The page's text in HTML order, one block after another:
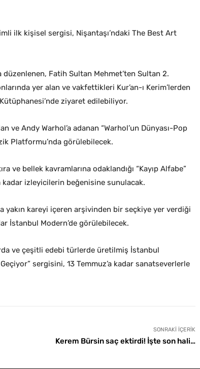
ilk kişisel sergisi, Nişantaşı’ndaki The Best Art
düzenlenen, Fatih Sultan Mehmet’ten Sultan 2.
yer alan ve vakfettikleri Kur’an-ı Kerim’lerden
ziyaret edilebiliyor.
ve Andy Warhol’a adanan “Warhol’un Dünyası-Pop
Platformu’nda görülebilecek.
ve bellek kavramlarına odaklandığı “Kayıp Alfabe”
kadar izleyicilerin beğenisine sunulacak.
yakın kareyi içeren arşivinden bir seçkiye yer verdiği
İstanbul Modern’de görülebilecek.
ve çeşitli edebi türlerde üretilmiş İstanbul
sergisini, 13 Temmuz’a kadar sanatseverlerle
SONRAKI İÇERIK
Kerem Bürsin saç ektirdi! İşte son hali…